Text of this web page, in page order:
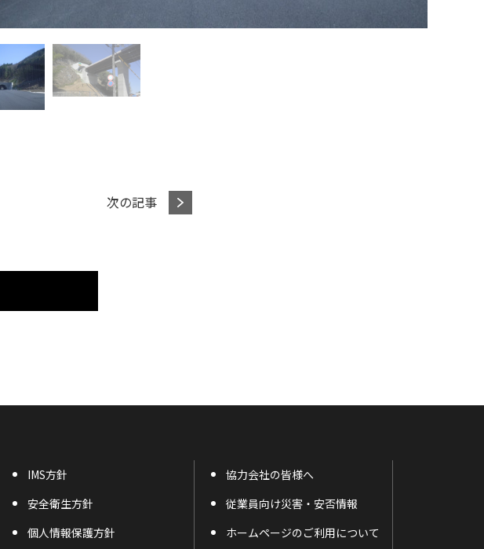
次の記事
IMS方針
安全衛生方針
個人情報保護方針
協力会社の皆様へ
従業員向け災害・安否情報
ホームページのご利用について